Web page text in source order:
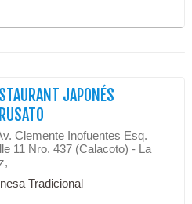
JAPONÉS
Clemente Inofuentes Esq.
11 Nro. 437 (Calacoto) - La
Tradicional